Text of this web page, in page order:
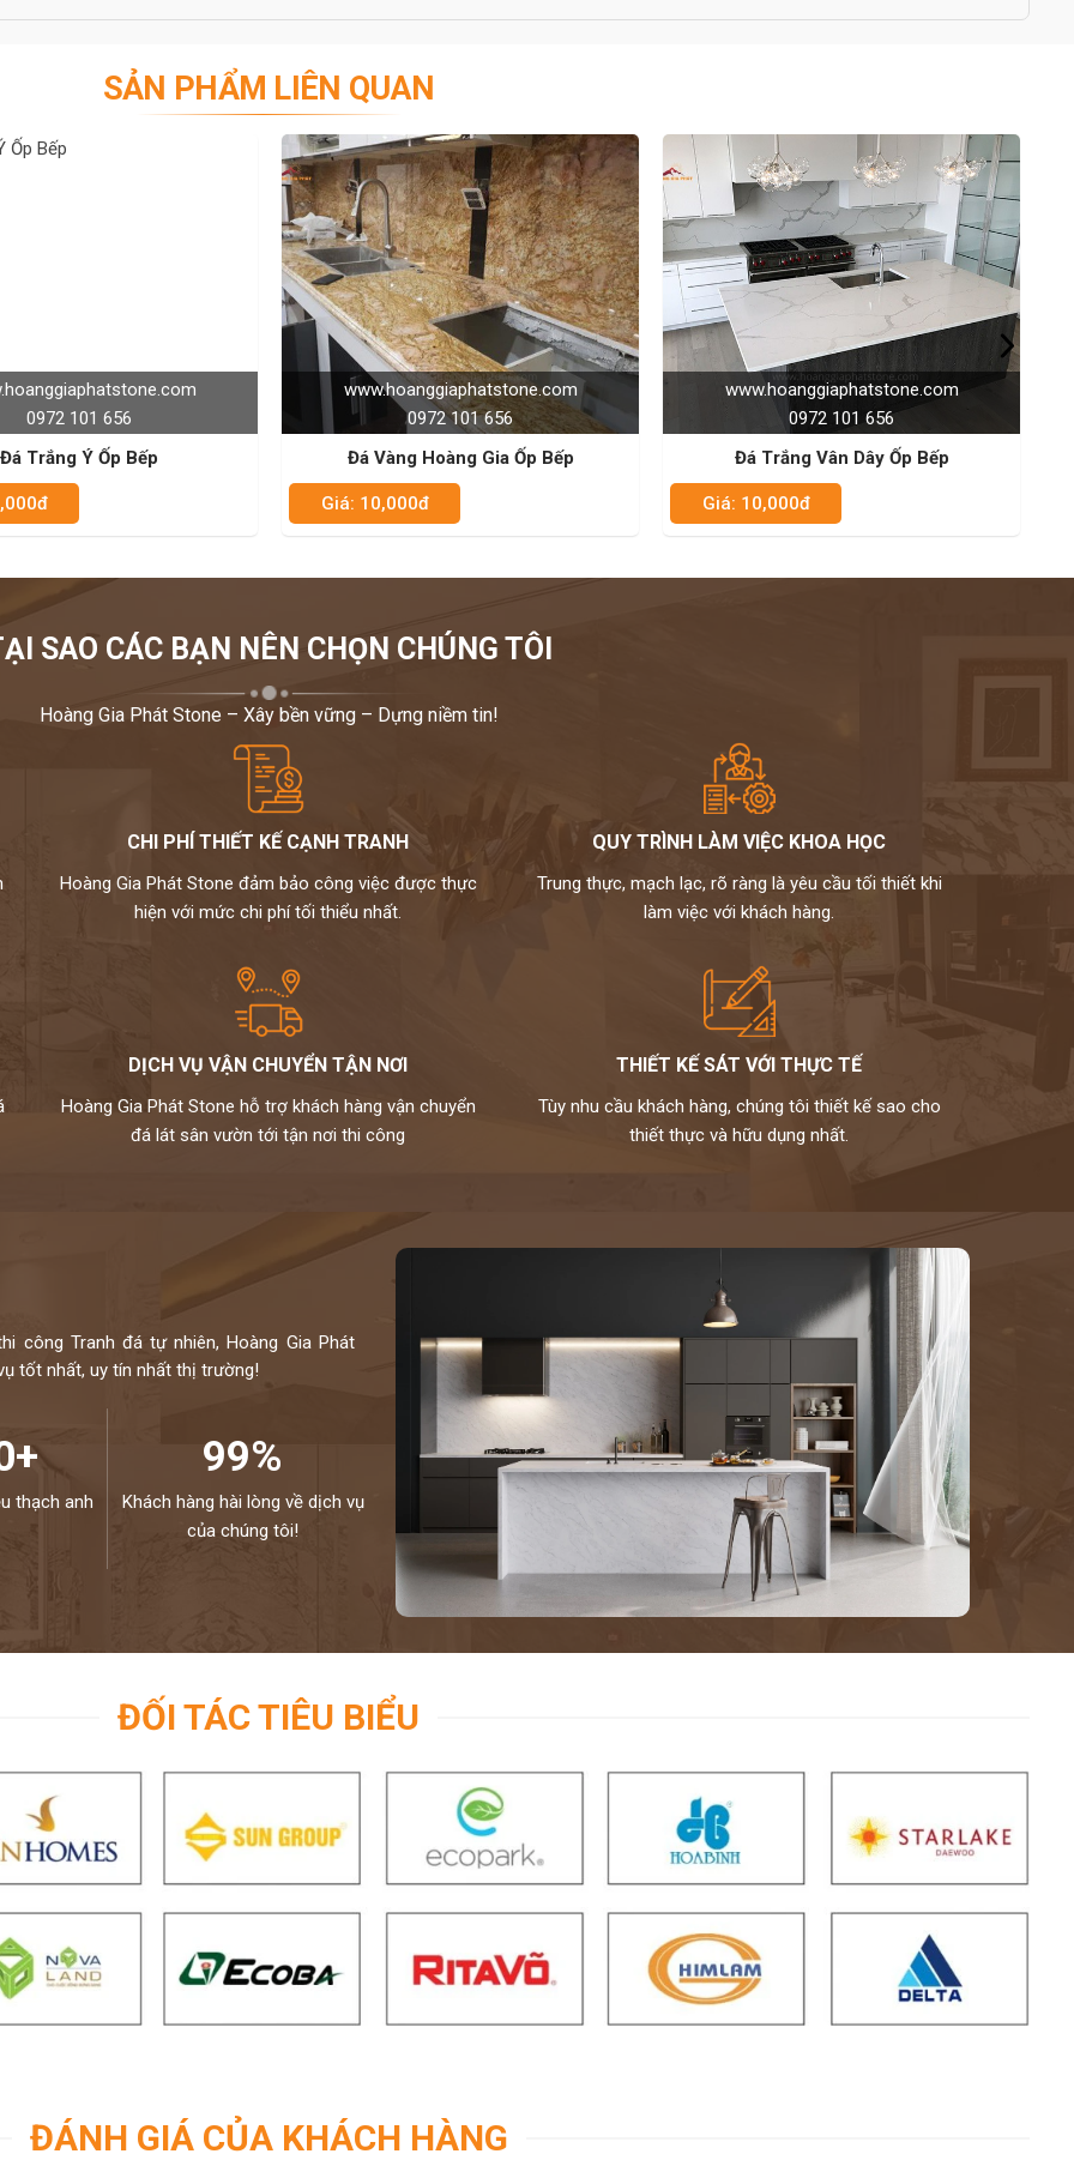
CỦA CHÚNG TÔI - HÂN HẠNH
0972101656 - 0946916986
SẢN PHẨM LIÊN QUAN
www.hoanggiaphatstone.com
0972 101 656
Đá Vàng Hoàng Gia Ốp Bếp
Giá: 10,000đ
www.hoanggiaphatstone.com
0972 101 656
Đá Trắng Vân Dây Ốp Bếp
Giá: 10,000đ
www.hoanggiaphatstone.com
0972 101 656
Đá Nâu Anh Quốc Ốp Bếp
Giá: 10,000đ
SAO CÁC BẠN NÊN CHỌN CHÚNG TÔI
Hoàng Gia Phát Stone – Xây bền vững – Dựng niềm tin!
CHI PHÍ THIẾT KẾ CẠNH TRANH
Hoàng Gia Phát Stone đảm bảo công việc được thực
hiện với mức chi phí tối thiểu nhất.
QUY TRÌNH LÀM VIỆC KHOA HỌC
Trung thực, mạch lạc, rõ ràng là yêu cầu tối thiết khi
làm việc với khách hàng.
DỊCH VỤ VẬN CHUYỂN TẬN NƠI
Hoàng Gia Phát Stone hỗ trợ khách hàng vận chuyển
đá lát sân vườn tới tận nơi thi công
THIẾT KẾ SÁT VỚI THỰC TẾ
Tùy nhu cầu khách hàng, chúng tôi thiết kế sao cho
thiết thực và hữu dụng nhất.
công Tranh đá tự nhiên, Hoàng Gia Phát
tốt nhất, uy tín nhất thị trường!
thạch anh
99%
Khách hàng hài lòng về dịch vụ
của chúng tôi!
ĐỐI TÁC TIÊU BIỂU
ĐÁNH GIÁ CỦA KHÁCH HÀNG